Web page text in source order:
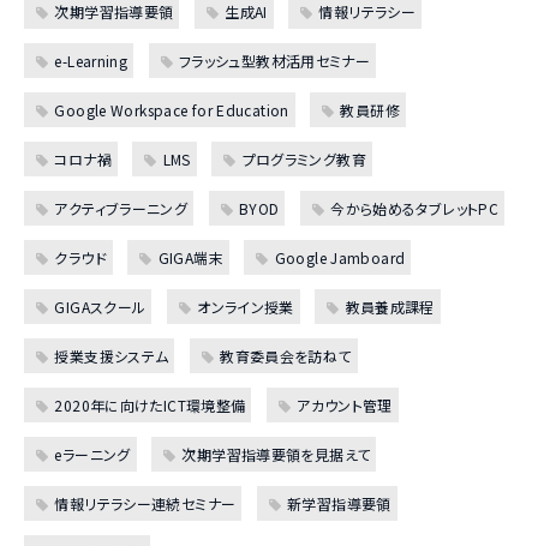
次期学習指導要領 生成AI 情報リテラシー
e-Learning フラッシュ型教材活用セミナー
Google Workspace for Education 教員研修
コロナ禍 LMS プログラミング教育
アクティブラーニング BYOD 今から始めるタブレットPC
クラウド GIGA端末 Google Jamboard
GIGAスクール オンライン授業 教員養成課程
授業支援システム 教育委員会を訪ねて
2020年に向けたICT環境整備 アカウント管理
eラーニング 次期学習指導要領を見据えて
情報リテラシー連続セミナー 新学習指導要領